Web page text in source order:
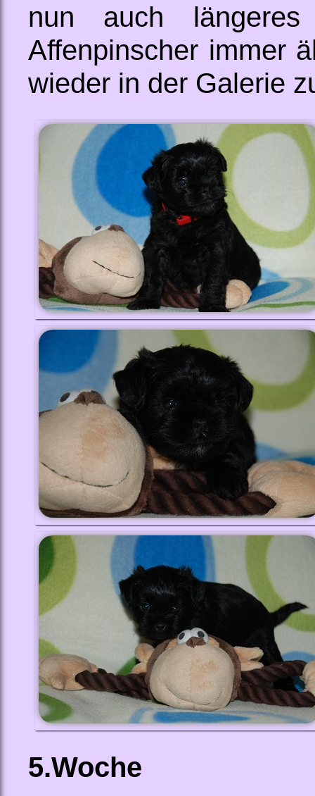
nun auch
Affenpinscher immer
wieder in der Galerie
5.Woche